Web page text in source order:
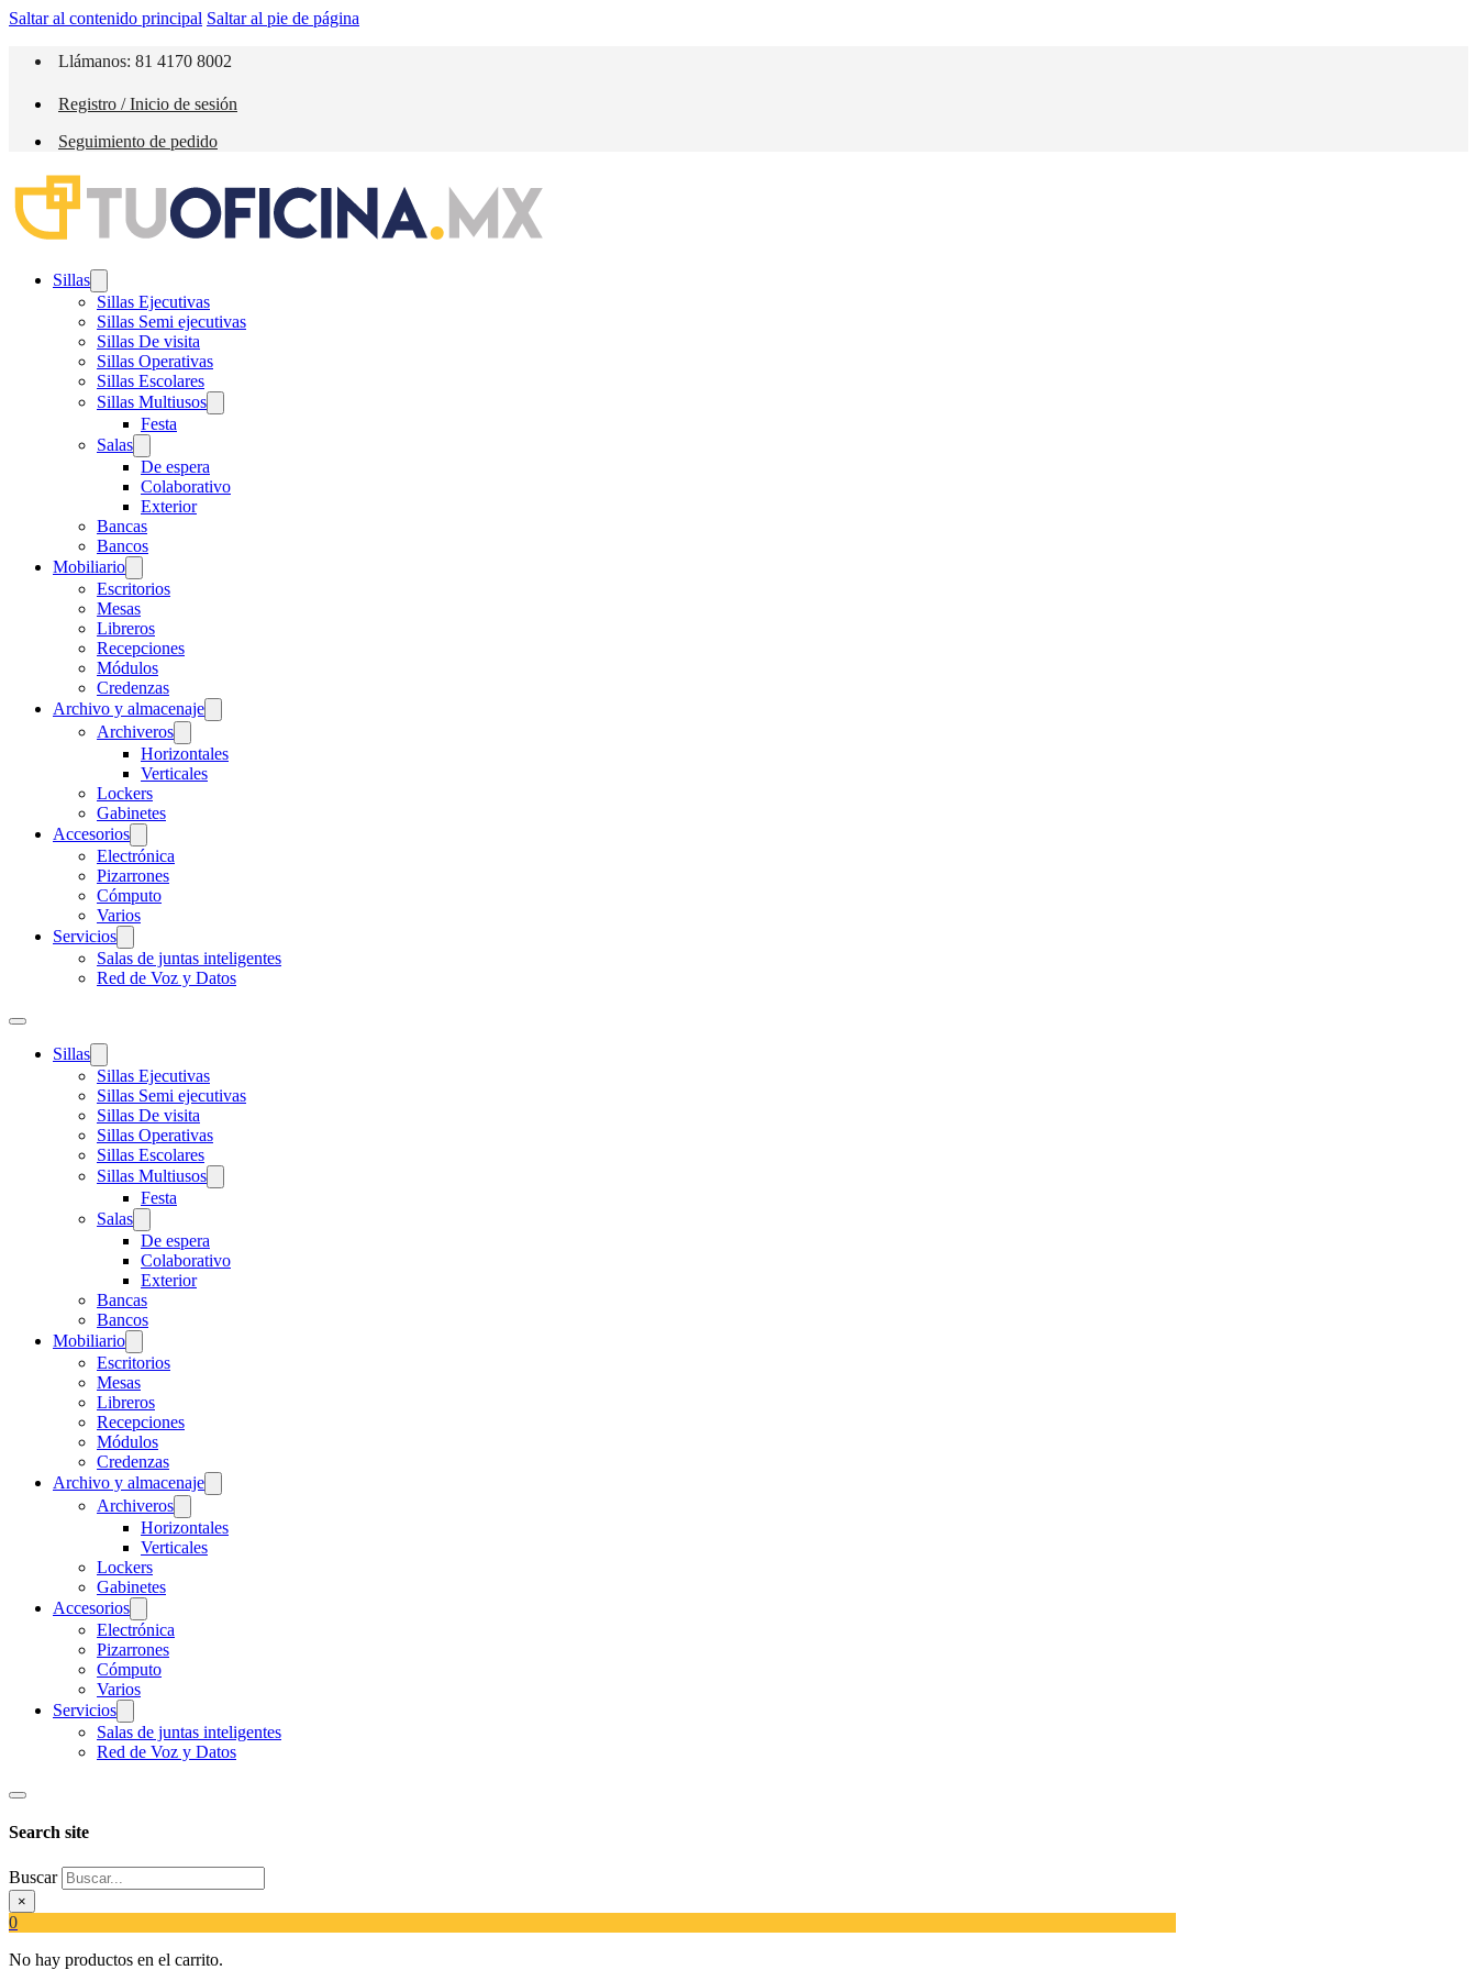
Saltar al contenido principal Saltar al pie de página
Llámanos: 81 4170 8002
Registro / Inicio de sesión
Seguimiento de pedido
Sillas
Sillas Ejecutivas
Sillas Semi ejecutivas
Sillas De visita
Sillas Operativas
Sillas Escolares
Sillas Multiusos
Festa
Salas
De espera
Colaborativo
Exterior
Bancas
Bancos
Mobiliario
Escritorios
Mesas
Libreros
Recepciones
Módulos
Credenzas
Archivo y almacenaje
Archiveros
Horizontales
Verticales
Lockers
Gabinetes
Accesorios
Electrónica
Pizarrones
Cómputo
Varios
Servicios
Salas de juntas inteligentes
Red de Voz y Datos
Sillas
Sillas Ejecutivas
Sillas Semi ejecutivas
Sillas De visita
Sillas Operativas
Sillas Escolares
Sillas Multiusos
Festa
Salas
De espera
Colaborativo
Exterior
Bancas
Bancos
Mobiliario
Escritorios
Mesas
Libreros
Recepciones
Módulos
Credenzas
Archivo y almacenaje
Archiveros
Horizontales
Verticales
Lockers
Gabinetes
Accesorios
Electrónica
Pizarrones
Cómputo
Varios
Servicios
Salas de juntas inteligentes
Red de Voz y Datos
Search site
Buscar
×
0
No hay productos en el carrito.